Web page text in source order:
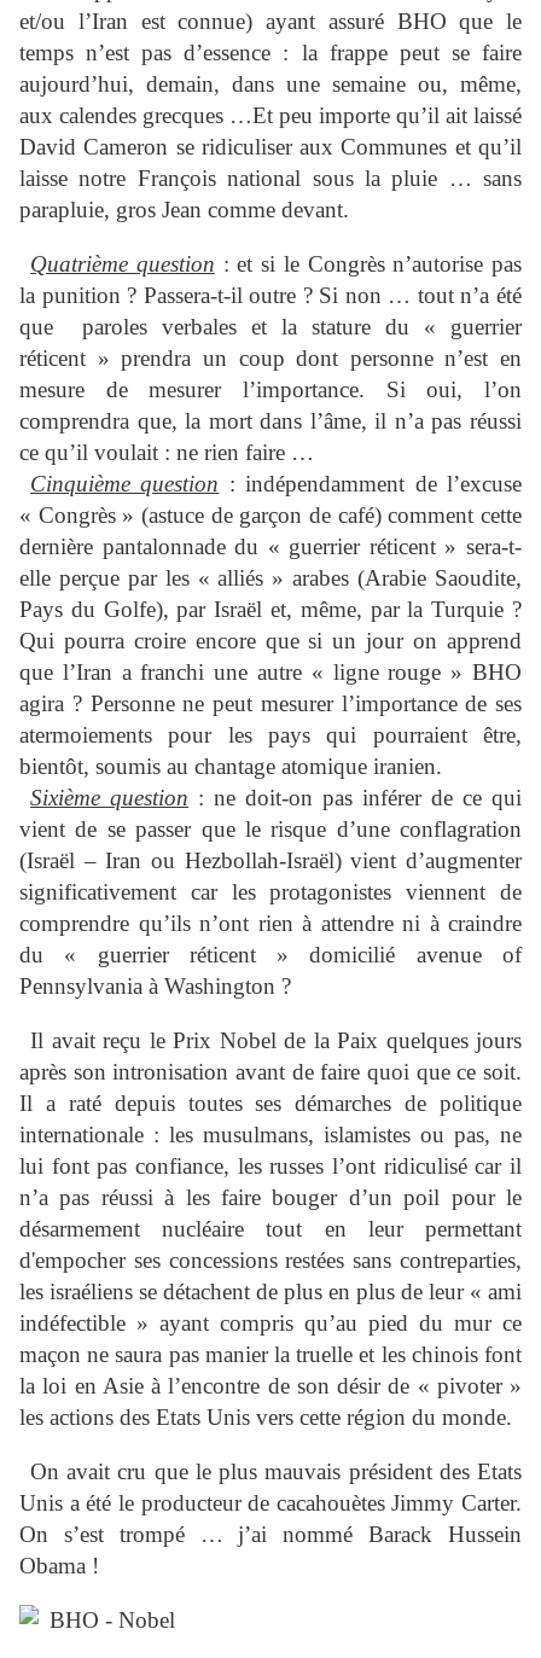
et/ou l’Iran est connue) ayant assuré BHO que le
temps n’est pas d’essence : la frappe peut se faire
aujourd’hui, demain, dans une semaine ou, même,
aux calendes grecques …Et peu importe qu’il ait laissé
David Cameron se ridiculiser aux Communes et qu’il
laisse notre François national sous la pluie … sans
parapluie, gros Jean comme devant.
Quatrième question : et si le Congrès n’autorise pas
la punition ? Passera-t-il outre ? Si non … tout n’a été
que paroles verbales et la stature du « guerrier
réticent » prendra un coup dont personne n’est en
mesure de mesurer l’importance. Si oui, l’on
comprendra que, la mort dans l’âme, il n’a pas réussi
ce qu’il voulait : ne rien faire …
Cinquième question : indépendamment de l’excuse
« Congrès » (astuce de garçon de café) comment cette
dernière pantalonnade du « guerrier réticent » sera-t-
elle perçue par les « alliés » arabes (Arabie Saoudite,
Pays du Golfe), par Israël et, même, par la Turquie ?
Qui pourra croire encore que si un jour on apprend
que l’Iran a franchi une autre « ligne rouge » BHO
agira ? Personne ne peut mesurer l’importance de ses
atermoiements pour les pays qui pourraient être,
bientôt, soumis au chantage atomique iranien.
Sixième question : ne doit-on pas inférer de ce qui
vient de se passer que le risque d’une conflagration
(Israël – Iran ou Hezbollah-Israël) vient d’augmenter
significativement car les protagonistes viennent de
comprendre qu’ils n’ont rien à attendre ni à craindre
du « guerrier réticent » domicilié avenue of
Pennsylvania à Washington ?
Il avait reçu le Prix Nobel de la Paix quelques jours
après son intronisation avant de faire quoi que ce soit.
Il a raté depuis toutes ses démarches de politique
internationale : les musulmans, islamistes ou pas, ne
lui font pas confiance, les russes l’ont ridiculisé car il
n’a pas réussi à les faire bouger d’un poil pour le
désarmement nucléaire tout en leur permettant
d'empocher ses concessions restées sans contreparties,
les israéliens se détachent de plus en plus de leur « ami
indéfectible » ayant compris qu’au pied du mur ce
maçon ne saura pas manier la truelle et les chinois font
la loi en Asie à l’encontre de son désir de « pivoter »
les actions des Etats Unis vers cette région du monde.
On avait cru que le plus mauvais président des Etats
Unis a été le producteur de cacahouètes Jimmy Carter.
On s’est trompé … j’ai nommé Barack Hussein
Obama !